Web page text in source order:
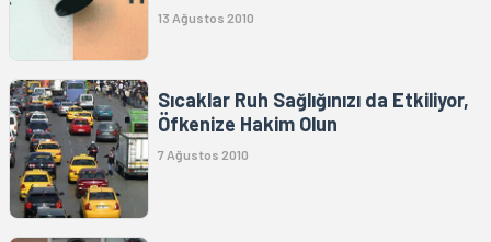
13 Ağustos 2010
Sıcaklar Ruh Sağlığınızı da Etkiliyor,
Öfkenize Hakim Olun
7 Ağustos 2010